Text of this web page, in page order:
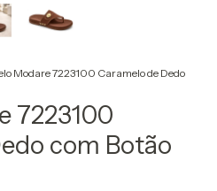
Modare 7223100 Caramelo de Dedo
7223100
com Botão